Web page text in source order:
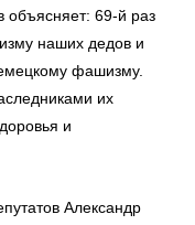
объясняет: 69-й раз
наших дедов и
фашизму.
их
и
Александр